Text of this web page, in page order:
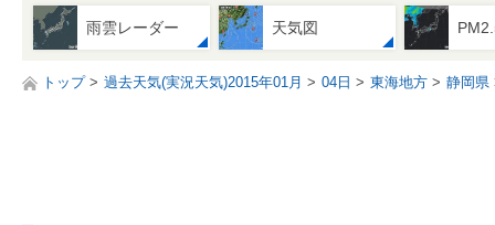
雨雲レーダー 天気図
トップ 過去天気(実況天気)2015年01月 04日 東海地方 静岡県